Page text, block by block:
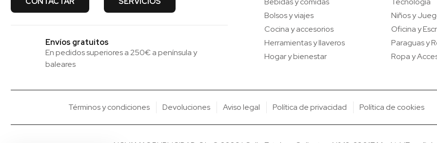
Envíos gratuitos
En pedidos superiores a 250€ a península y
baleares
Bolsos y viajes
Cocina y accesorios
Herramientas y llaveros
Hogar y bienestar
Niños y
Oficina y
Paraguas y
Ropa y
Términos y condiciones Devoluciones Aviso legal Política de privacidad Política de cookies